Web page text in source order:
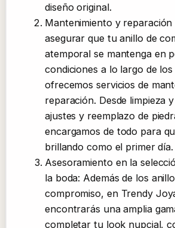
diseño original.
Mantenimiento y reparación
asegurar que tu anillo de
atemporal se mantenga en
condiciones a lo largo de los
ofrecemos servicios de
reparación. Desde limpieza
ajustes y reemplazo de
encargamos de todo para
brillando como el primer día.
Asesoramiento en la
la boda: Además de los
compromiso, en Trendy
encontrarás una amplia
completar tu look nupcial,